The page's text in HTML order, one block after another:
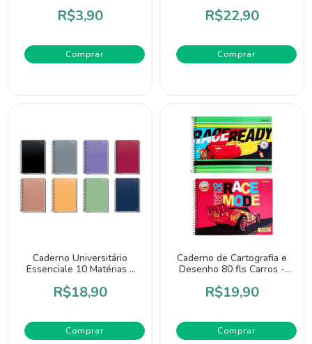
R$3,90 R$22,90
Caderno Universitário
Essenciale 10 Matérias -
R$18,90
Comprar
Caderno de Cartografia e
Desenho 80 fls Carros -
R$19,90
Comprar